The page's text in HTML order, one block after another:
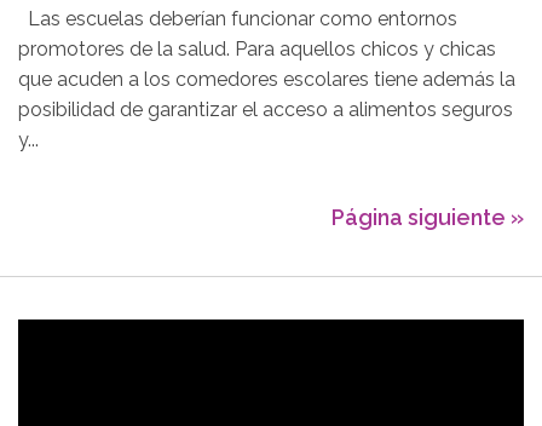
Las escuelas deberían funcionar como entornos
promotores de la salud. Para aquellos chicos y chicas
que acuden a los comedores escolares tiene además la
posibilidad de garantizar el acceso a alimentos seguros
y...
Página siguiente »